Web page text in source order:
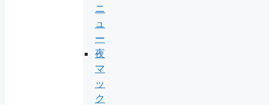
ニ
ュ
ー
夜
マ
ッ
ク